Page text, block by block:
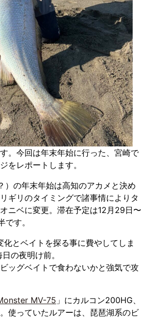
。今回は年末年始に行った、宮崎で
をレポートします。
の年末年始は高知のアカメと決め
ギリのタイミングで諸事情によりタ
ニベに変更。滞在予定は12月29日〜
す。
とベイトを探る事に費やしてしま
の夜明け前。
ッグベイトで食わないかと強気で攻
MV-75 」にカルコン200HG、
使っていたルアーは、琵琶湖系のビ